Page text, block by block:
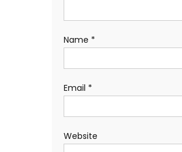
Name *
Email *
Website